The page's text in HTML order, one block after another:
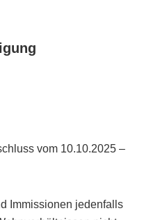
vom 10.10.2025 –
Immissionen jedenfalls